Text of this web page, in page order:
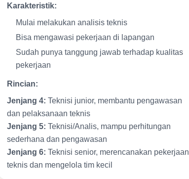
Karakteristik:
Mulai melakukan analisis teknis
Bisa mengawasi pekerjaan di lapangan
Sudah punya tanggung jawab terhadap kualitas
pekerjaan
Rincian:
Jenjang 4: Teknisi junior, membantu pengawasan
dan pelaksanaan teknis
Jenjang 5: Teknisi/Analis, mampu perhitungan
sederhana dan pengawasan
Jenjang 6: Teknisi senior, merencanakan pekerjaan
teknis dan mengelola tim kecil